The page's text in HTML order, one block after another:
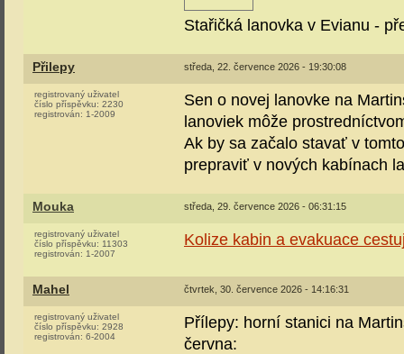
Stařičká lanovka v Evianu -
Přilepy středa, 22. července 2026 - 19:30:08
registrovaný uživatel
číslo příspěvku: 2230
registrován: 1-2009
Sen o novej lanovke na
lanoviek môže
Ak by sa začalo stavať v
prepraviť v nových kabínach
Mouka středa, 29. července 2026 - 06:31:15
registrovaný uživatel
číslo příspěvku: 11303
registrován: 1-2007
Kolize kabin a evakuace
Mahel čtvrtek, 30. července 2026 - 14:16:31
registrovaný uživatel
číslo příspěvku: 2928
registrován: 6-2004
Přílepy: horní stanici na
června: